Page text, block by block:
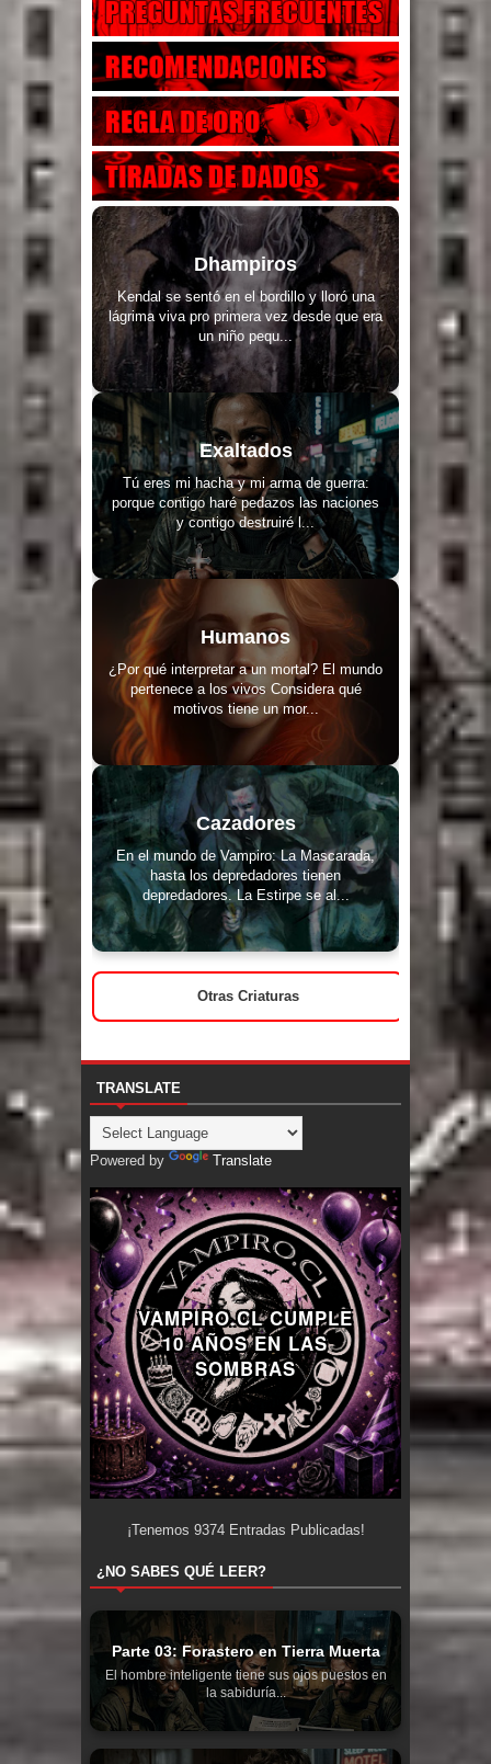
Dhampiros
Kendal se sentó en el bordillo y lloró una
lágrima viva pro primera vez desde que era
un niño pequ...
Exaltados
Tú eres mi hacha y mi arma de guerra:
porque contigo haré pedazos las naciones
y contigo destruiré l...
Humanos
¿Por qué interpretar a un mortal? El mundo
pertenece a los vivos Considera qué
motivos tiene un mor...
Cazadores
En el mundo de Vampiro: La Mascarada,
hasta los depredadores tienen
depredadores. La Estirpe se al...
Otras Criaturas
TRANSLATE
Powered by Translate
VAMPIRO.CL CUMPLE
10 AÑOS EN LAS
SOMBRAS
¡Tenemos 9374Entradas Publicadas!
¿NO SABES QUÉ LEER?
Parte 03: Forastero en Tierra Muerta
El hombre inteligente tiene sus ojos puestos en
la sabiduría...